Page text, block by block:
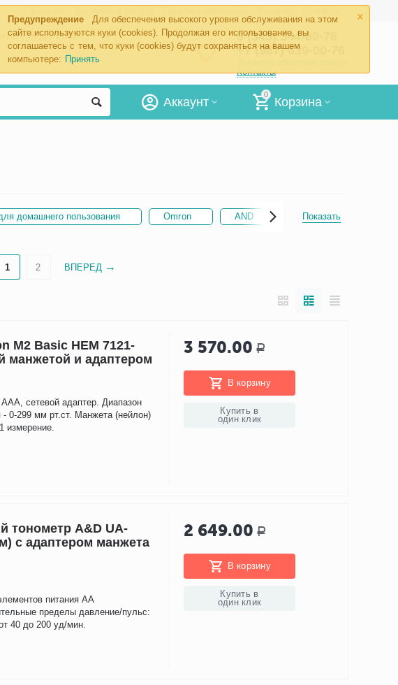
×
Предупреждение
Для обеспечения высокого уровня обслуживания на этом
сайте используются куки (cookies). Продолжая его использование, вы
соглашаетесь с тем, что куки (cookies) будут сохраняться на вашем
компьютере: Принять
с 9.00 до 18.00
8 (343) 344-60-76
+7 (967) 639-00-76
Контакты
0
Корзина
Аккаунт
домашнего пользования Omron AND Microlife
Показать
1 2 ВПЕРЕД
M2 Basic HEM 7121-
манжетой и адаптером
ААА, сетевой адаптер. Диапазон
- 0-299 мм рт.ст. Манжета (нейлон)
измерение.
3 570.00 Р
В корзину
Купить в
один клик
тонометр A&D UA-
с адаптером манжета
питания АА
пределы давление/пульс:
40 до 200 уд/мин.
2 649.00 Р
В корзину
Купить в
один клик